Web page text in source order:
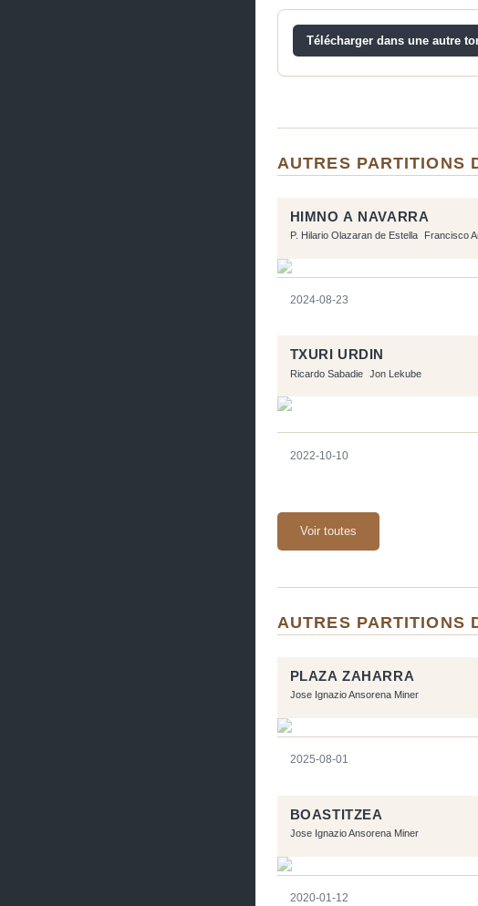
Télécharger dans une autre
AUTRES PARTITIONS
HIMNO A NAVARRA
P. Hilario Olazaran de Estella Francisco
2024-08-23
TXURI URDIN
Ricardo Sabadie Jon Lekube
2022-10-10
Voir toutes
AUTRES PARTITIONS
PLAZA ZAHARRA
Jose Ignazio Ansorena Miner
2025-08-01
BOASTITZEA
Jose Ignazio Ansorena Miner
2020-01-12